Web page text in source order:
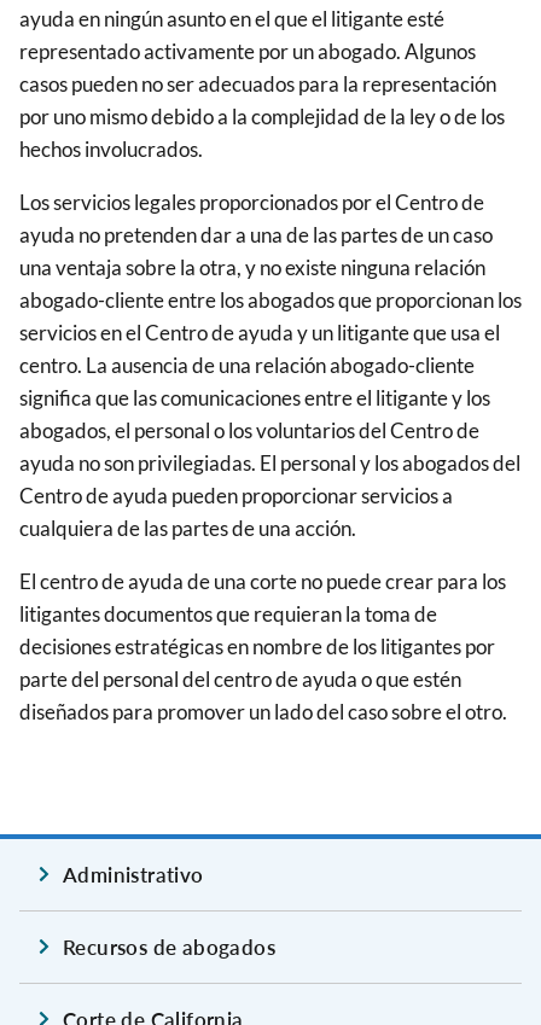
ayuda en ningún asunto en el que el litigante esté
representado activamente por un abogado. Algunos
casos pueden no ser adecuados para la representación
por uno mismo debido a la complejidad de la ley o de los
hechos involucrados.
Los servicios legales proporcionados por el Centro de
ayuda no pretenden dar a una de las partes de un caso
una ventaja sobre la otra, y no existe ninguna relación
abogado-cliente entre los abogados que proporcionan los
servicios en el Centro de ayuda y un litigante que usa el
centro. La ausencia de una relación abogado-cliente
significa que las comunicaciones entre el litigante y los
abogados, el personal o los voluntarios del Centro de
ayuda no son privilegiadas. El personal y los abogados del
Centro de ayuda pueden proporcionar servicios a
cualquiera de las partes de una acción.
El centro de ayuda de una corte no puede crear para los
litigantes documentos que requieran la toma de
decisiones estratégicas en nombre de los litigantes por
parte del personal del centro de ayuda o que estén
diseñados para promover un lado del caso sobre el otro.
Administrativo
Recursos de abogados
Corte de California